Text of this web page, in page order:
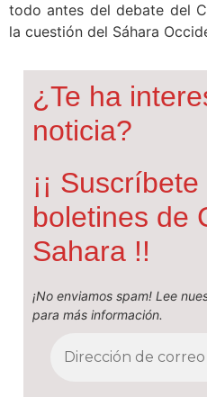
todo antes del debate del
la cuestión del Sáhara
¿Te ha
noticia?
¡¡
boletines de
Sahara !!
¡No enviamos spam! Lee
para más información.